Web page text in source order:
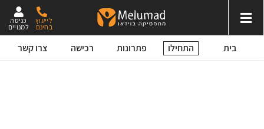
כניסה
למנויים
לייעוץ
בחינם
בית התחילו פתרונות רכישה צרו קשר